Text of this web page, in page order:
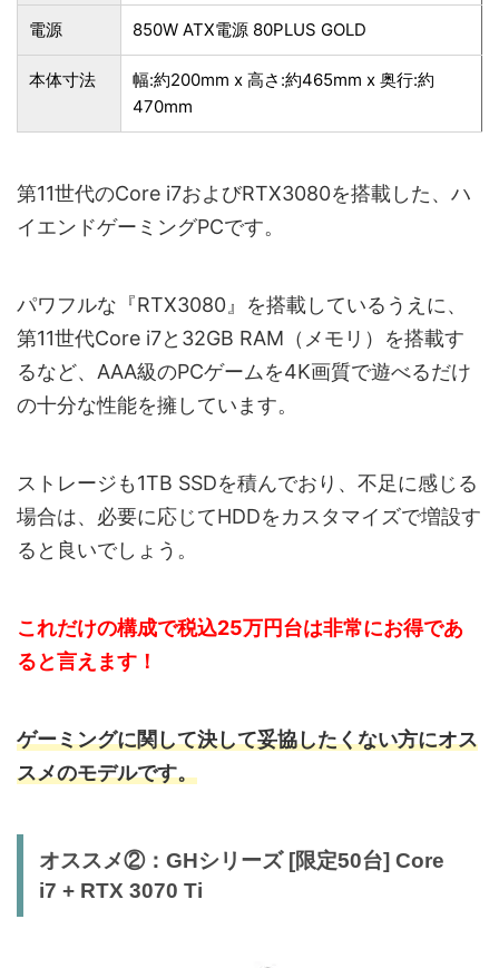
電源 850W ATX電源 80PLUS GOLD
本体寸法
幅:約200mm x 高さ:約465mm x 奥行:約
470mm
第11世代のCore i7およびRTX3080を搭載した、ハ
イエンドゲーミングPCです。
パワフルな『RTX3080』を搭載しているうえに、
第11世代Core i7と32GB RAM（メモリ）を搭載す
るなど、AAA級のPCゲームを4K画質で遊べるだけ
の十分な性能を擁しています。
ストレージも1TB SSDを積んでおり、不足に感じる
場合は、必要に応じてHDDをカスタマイズで増設す
ると良いでしょう。
これだけの構成で税込25万円台は非常にお得であ
ると言えます！
ゲーミングに関して決して妥協したくない方にオス
スメのモデルです。
オススメ②：GHシリーズ [限定50台] Core
i7 + RTX 3070 Ti